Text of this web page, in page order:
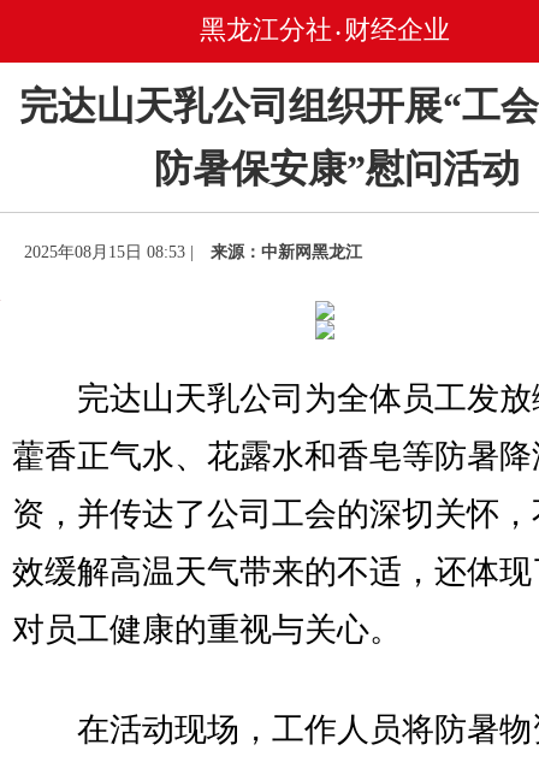
黑龙江分社 • 财经企业
完达山天乳公司组织开展“工
防暑保安康”慰问活动
2025年08月15日 08:53 | 来源：中新网黑龙江
完达山天乳公司为全体员工发放
藿香正气水、花露水和香皂等防暑
资，并传达了公司工会的深切关怀
效缓解高温天气带来的不适，还体
对员工健康的重视与关心。
在活动现场，工作人员将防暑物